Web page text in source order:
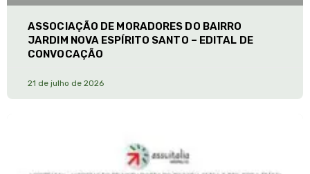
ASSOCIAÇÃO DE MORADORES DO BAIRRO
JARDIM NOVA ESPÍRITO SANTO – EDITAL DE
CONVOCAÇÃO
21 de julho de 2026